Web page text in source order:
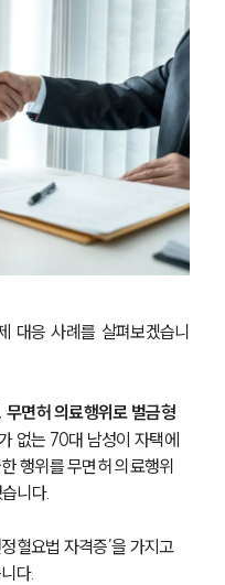
대응 사례를 살펴보겠습니
면허 의료행위로 벌금형
없는 70대 남성이 자택에
행위를 무면허 의료행위
니다.
혈요법 자격증’을 가지고
다.